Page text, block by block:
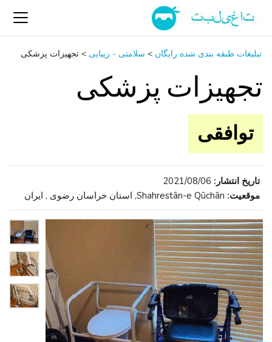
تبلیغات طبقه بندی شده رایگان > سلامتی - زیبایی > تجهیزات پزشکی
تجهیزات پزشکی
توافقی
تاریخ انتشار: 2021/08/06
موقعیت: Shahrestān-e Qūchān, استان خراسان رضوی , ایران